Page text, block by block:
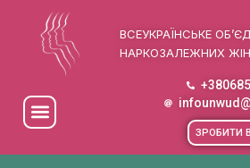
ВСЕУКРАЇНСЬКЕ
НАРКОЗАЛЕЖНИХ
ЗРОБИТИ